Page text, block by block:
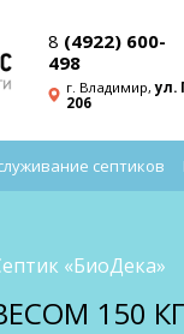
8 (4922) 600-
498
г. Владимир,ул.
206
септиков
«БиоДека»
150 КГ